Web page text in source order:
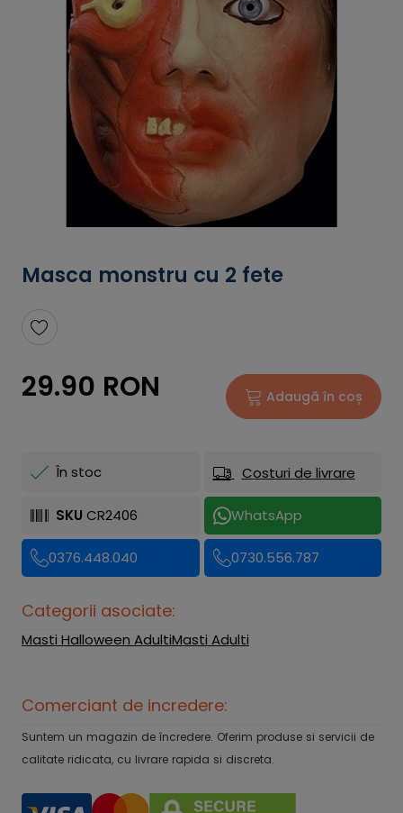
Masca monstru cu 2 fete
29.90 RON Adaugă în coș
În stoc Costuri de livrare
SKU CR2406 WhatsApp
0376.448.040 0730.556.787
Categorii asociate:
Masti Halloween AdultiMasti Adulti
Comerciant de incredere:
Suntem un magazin de încredere. Oferim produse si servicii de
calitate ridicata, cu livrare rapida si discreta.